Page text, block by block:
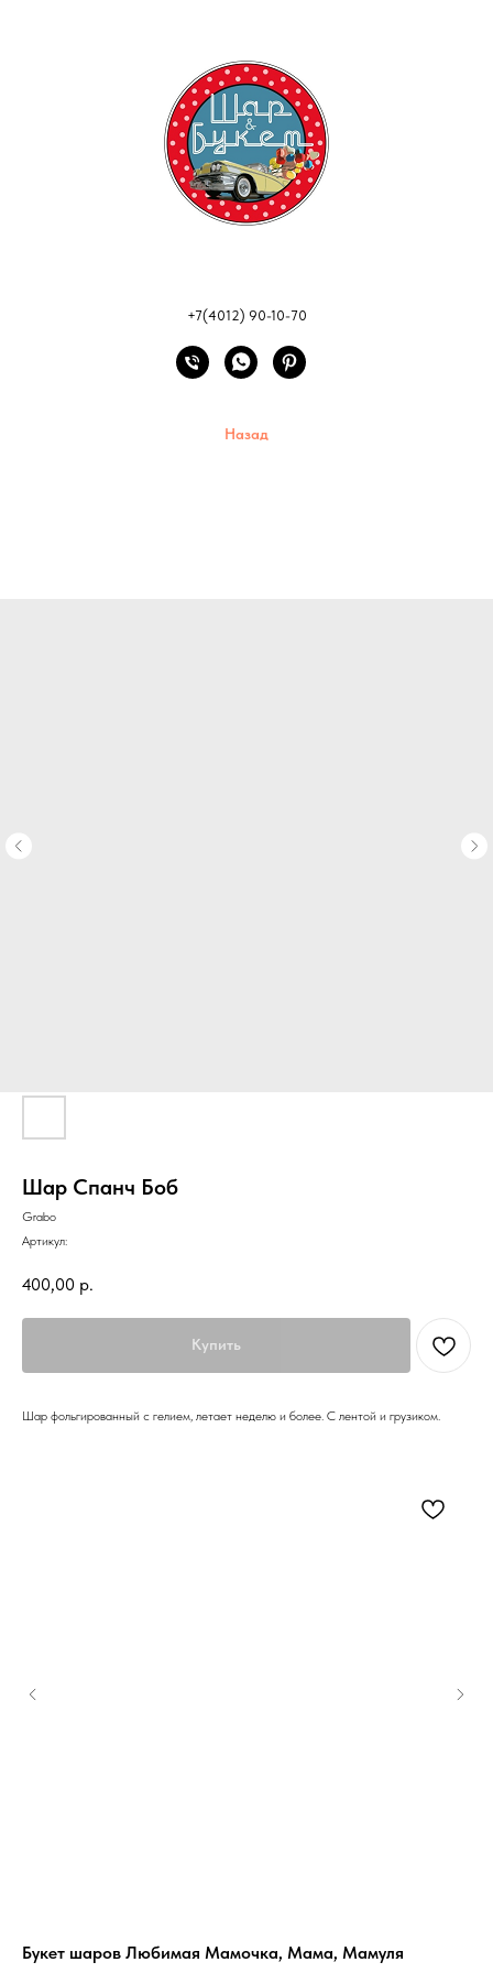
+7(4012) 90-10-70
Назад
Шар Спанч Боб
Grabo
Артикул:
400,00 р.
Купить
Шар фольгированный с гелием, летает неделю и более. С лентой и грузиком.
Букет шаров Любимая Мамочка, Мама, Мамуля